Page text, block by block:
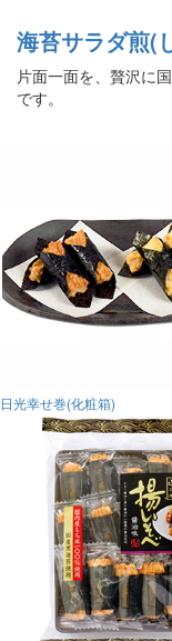
海苔サラダ煎(
片面一面を、贅沢に
です。
日光幸せ巻(化粧箱)